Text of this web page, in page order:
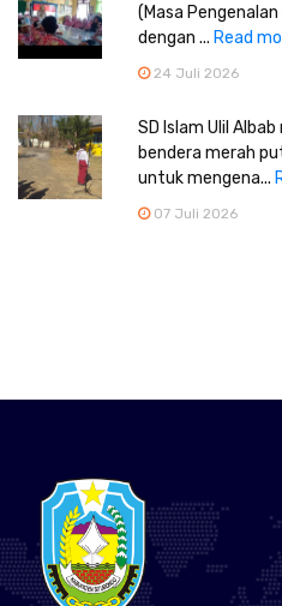
(Masa
dengan ... Read
24 Juli 2026
SD Islam Ulil
bendera merah
untuk mengena...
07 Juli 2026